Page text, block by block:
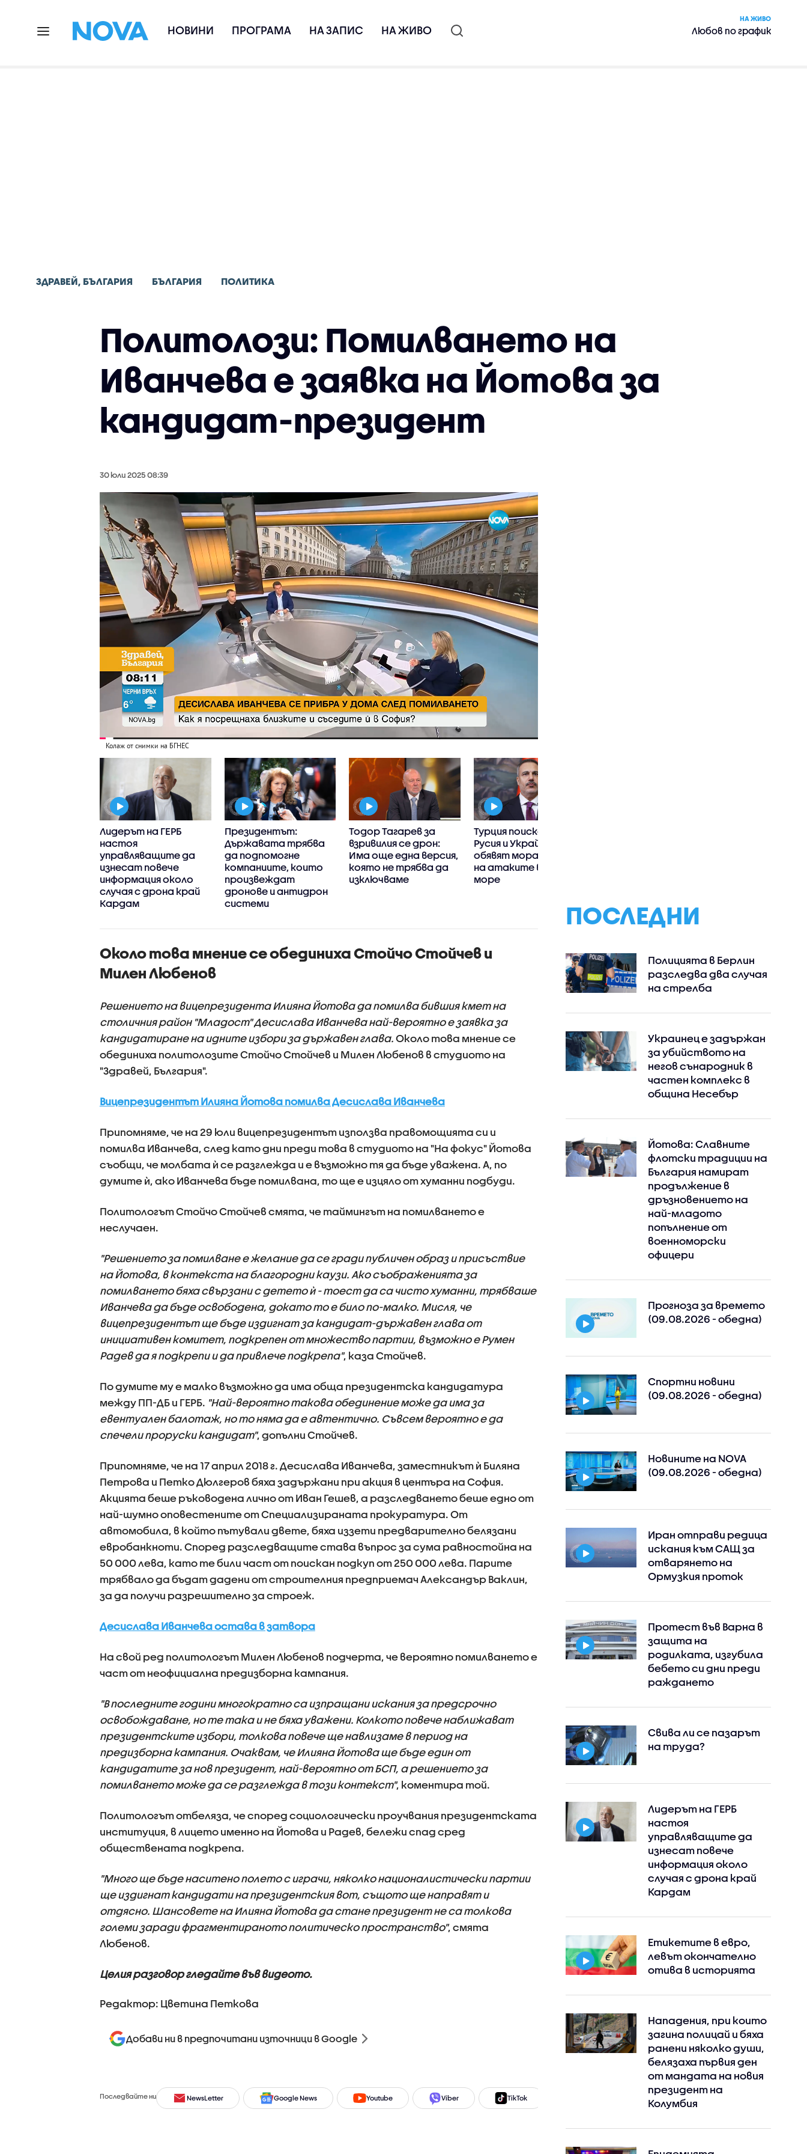
НОВИНИ ПРОГРАМА НА ЗАПИС НА ЖИВО
НА ЖИВО
Любов по график
ЗДРАВЕЙ, БЪЛГАРИЯ БЪЛГАРИЯ ПОЛИТИКА
Политолози: Помилването на
Иванчева е заявка на Йотова за
кандидат-президент
30 юли 2025 08:39
Колаж от снимки на БГНЕС
Лидерът на ГЕРБ
настоя
управляващите да
изнесат повече
информация около
случая с дрона край
Кардам
Президентът:
Държавата трябва
да подпомогне
компаниите, които
произвеждат
дронове и антидрон
системи
Тодор Тагарев за
взривилия се дрон:
Има още една версия,
която не трябва да
изключваме
Турция поиска от
Русия и Украйна да
обявят мораториум
на атаките в Черно
море
Около това мнение се обединиха Стойчо Стойчев и
Милен Любенов
Решението на вицепрезидента Илияна Йотова да помилва бившия кмет на
столичния район "Младост" Десислава Иванчева най-вероятно е заявка за
кандидатиране на идните избори за държавен глава. Около това мнение се
обединиха политолозите Стойчо Стойчев и Милен Любенов в студиото на
"Здравей, България".
Вицепрезидентът Илияна Йотова помилва Десислава Иванчева
Припомняме, че на 29 юли вицепрезидентът използва правомощията си и
помилва Иванчева, след като дни преди това в студиото на "На фокус" Йотова
съобщи, че молбата ѝ се разглежда и е възможно тя да бъде уважена. А, по
думите ѝ, ако Иванчева бъде помилвана, то ще е изцяло от хуманни подбуди.
Политологът Стойчо Стойчев смята, че таймингът на помилването е
неслучаен.
"Решението за помилване е желание да се гради публичен образ и присъствие
на Йотова, в контекста на благородни каузи. Ако съображенията за
помилването бяха свързани с детето ѝ - тоест да са чисто хуманни, трябваше
Иванчева да бъде освободена, докато то е било по-малко. Мисля, че
вицепрезидентът ще бъде издигнат за кандидат-държавен глава от
инициативен комитет, подкрепен от множество партии, възможно е Румен
Радев да я подкрепи и да привлече подкрепа", каза Стойчев.
По думите му е малко възможно да има обща президентска кандидатура
между ПП-ДБ и ГЕРБ. "Най-вероятно такова обединение може да има за
евентуален балотаж, но то няма да е автентично. Съвсем вероятно е да
спечели проруски кандидат", допълни Стойчев.
Припомняме, че на 17 април 2018 г. Десислава Иванчева, заместникът ѝ Биляна
Петрова и Петко Дюлгеров бяха задържани при акция в центъра на София.
Акцията беше ръководена лично от Иван Гешев, а разследването беше едно от
най-шумно оповестените от Специализираната прокуратура. От
автомобила, в който пътували двете, бяха иззети предварително белязани
евробанкноти. Според разследващите става въпрос за сума равностойна на
50 000 лева, като те били част от поискан подкуп от 250 000 лева. Парите
трябвало да бъдат дадени от строителния предприемач Александър Ваклин,
за да получи разрешително за строеж.
Десислава Иванчева остава в затвора
На свой ред политологът Милен Любенов подчерта, че вероятно помилването е
част от неофициална предизборна кампания.
"В последните години многократно са изпращани искания за предсрочно
освобождаване, но те така и не бяха уважени. Колкото повече наближават
президентските избори, толкова повече ще навлизаме в период на
предизборна кампания. Очаквам, че Илияна Йотова ще бъде един от
кандидатите за нов президент, най-вероятно от БСП, а решението за
помилването може да се разглежда в този контекст", коментира той.
Политологът отбеляза, че според социологически проучвания президентската
институция, в лицето именно на Йотова и Радев, бележи спад сред
обществената подкрепа.
"Много ще бъде наситено полето с играчи, няколко националистически партии
ще издигнат кандидати на президентския вот, същото ще направят и
отдясно. Шансовете на Илияна Йотова да стане президент не са толкова
големи заради фрагментираното политическо пространство", смята
Любенов.
Целия разговор гледайте във видеото.
Редактор: Цветина Петкова
Добави ни в предпочитани източници в Google
Последвайте ни NewsLetter Google News Youtube Viber TikTok Facebook
ПОСЛЕДНИ
Полицията в Берлин
разследва два случая
на стрелба
Украинец е задържан
за убийството на
негов сънародник в
частен комплекс в
община Несебър
Йотова: Славните
флотски традиции на
България намират
продължение в
дръзновението на
най-младото
попълнение от
военноморски
офицери
Прогноза за времето
(09.08.2026 - обедна)
Спортни новини
(09.08.2026 - обедна)
Новините на NOVA
(09.08.2026 - обедна)
Иран отправи редица
искания към САЩ за
отварянето на
Ормузкия проток
Протест във Варна в
защита на
родилката, изгубила
бебето си дни преди
раждането
Свива ли се пазарът
на труда?
Лидерът на ГЕРБ
настоя
управляващите да
изнесат повече
информация около
случая с дрона край
Кардам
Етикетите в евро,
левът окончателно
отива в историята
Нападения, при които
загина полицай и бяха
ранени няколко души,
белязаха първия ден
от мандата на новия
президент на
Колумбия